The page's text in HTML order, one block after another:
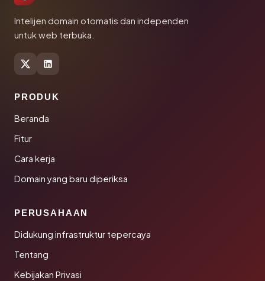
Intelijen domain otomatis dan independen
untuk web terbuka.
PRODUK
Beranda
Fitur
Cara kerja
Domain yang baru diperiksa
PERUSAHAAN
Didukung infrastruktur tepercaya
Tentang
Kebijakan Privasi